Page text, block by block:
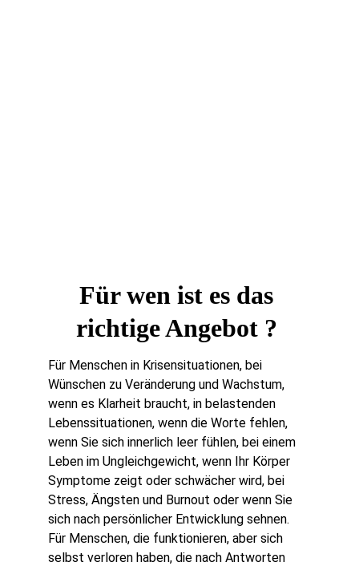
Für wen ist es das
richtige Angebot ?
Für Menschen in Krisensituationen, bei
Wünschen zu Veränderung und Wachstum,
wenn es Klarheit braucht, in belastenden
Lebenssituationen, wenn die Worte fehlen,
wenn Sie sich innerlich leer fühlen, bei einem
Leben im Ungleichgewicht, wenn Ihr Körper
Symptome zeigt oder schwächer wird, bei
Stress, Ängsten und Burnout oder wenn Sie
sich nach persönlicher Entwicklung sehnen.
Für Menschen, die funktionieren, aber sich
selbst verloren haben, die nach Antworten